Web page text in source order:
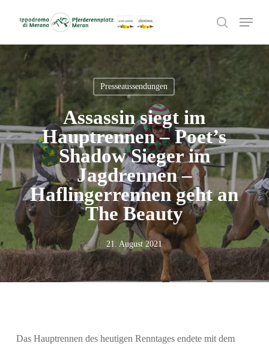
content
search
Menu
Presseaussendungen
Assassin siegt im
Hauptrennen – Poet’s
Shadow Sieger im
Jagdrennen –
Haflingerrennen geht an
The Beauty
21. August 2021
Das Hauptrennen des heutigen Renntages endete mit dem